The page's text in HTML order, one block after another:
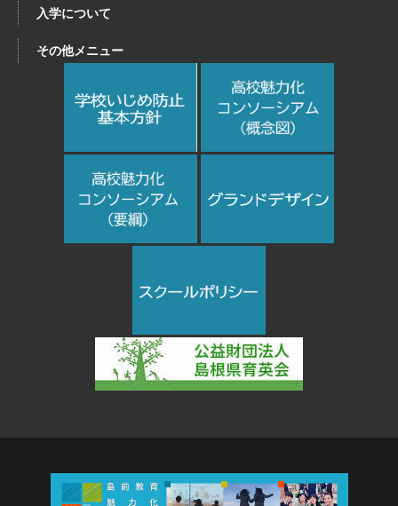
入学について
その他メニュー